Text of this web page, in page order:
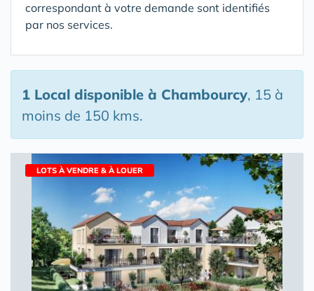
correspondant à votre demande sont identifiés
par nos services.
1 Local disponible à Chambourcy, 15 à
moins de 150 kms.
LOTS À VENDRE & À LOUER